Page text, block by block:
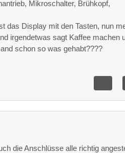
Mikroschalter, Brühkopf,
das Display mit den Tasten, nun
irgendetwas sagt Kaffee machen
schon so was gehabt????
die Anschlüsse alle richtig